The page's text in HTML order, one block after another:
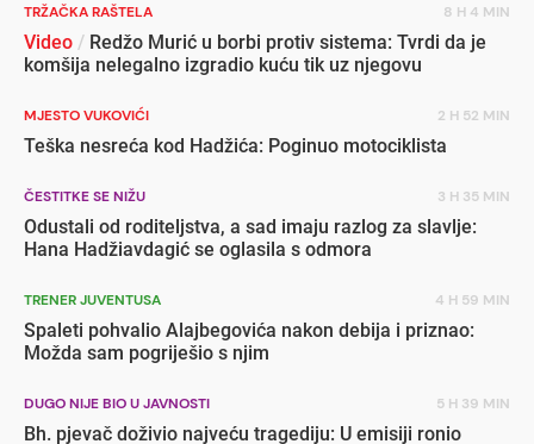
TRŽAČKA RAŠTELA 8 H 4 MIN
Video / Redžo Murić u borbi protiv sistema: Tvrdi da je
komšija nelegalno izgradio kuću tik uz njegovu
MJESTO VUKOVIĆI 2 H 52 MIN
Teška nesreća kod Hadžića: Poginuo motociklista
ČESTITKE SE NIŽU 3 H 35 MIN
Odustali od roditeljstva, a sad imaju razlog za slavlje:
Hana Hadžiavdagić se oglasila s odmora
TRENER JUVENTUSA 4 H 59 MIN
Spaleti pohvalio Alajbegovića nakon debija i priznao:
Možda sam pogriješio s njim
DUGO NIJE BIO U JAVNOSTI 5 H 39 MIN
Bh. pjevač doživio najveću tragediju: U emisiji ronio